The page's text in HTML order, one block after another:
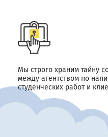
Мы строго храним тайну
между агентством по
студенческих работ и